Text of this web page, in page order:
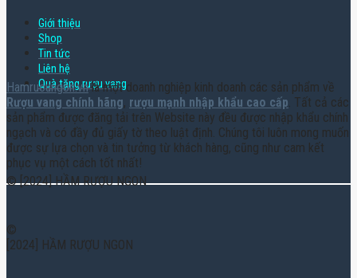
Giới thiệu
Shop
Tin tức
Liên hệ
Quà tặng rượu vang
Hamruoungon.vnlà một doanh nghiệp kinh doanh các sản phẩm về
Rượu vang chính hãng, rượu mạnh nhập khẩu cao cấp. Tất cả các
sản phẩm được đăng tải trên Website này đều được nhập khẩu chính
ngạch và có đầy đủ giấy tờ theo luật định. Chúng tôi luôn mong muốn
được sự lựa chọn và tin tưởng từ khách hàng, cũng như cam kết
phục vụ một cách tốt nhất!
© [2024] HẦM RƯỢU NGON
©
[2024] HẦM RƯỢU NGON